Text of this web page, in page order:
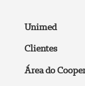
Unimed
Clientes
Área do